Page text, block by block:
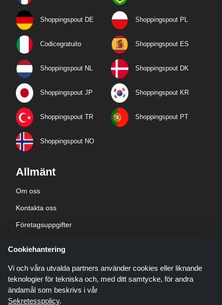
Shoppingspout DE Shoppingspout PL
Codicegratuito Shoppingspout ES
Shoppingspout NL Shoppingspout DK
Shoppingspout JP Shoppingspout KR
Shoppingspout TR Shoppingspout PT
Shoppingspout NO
Allmänt
Om oss
Kontakta oss
Företagsuppgifter
Cookiehantering
Vi och våra utvalda partners använder cookies eller liknande
teknologier för tekniska och, med ditt samtycke, för andra
ändamål som beskrivs i vår
Sekretesspolicy.